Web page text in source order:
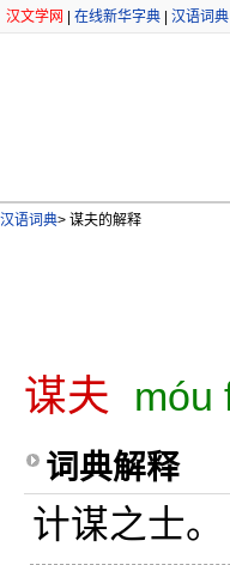
汉文学网 在线新华字典 汉语词典
汉语词典> 谋夫的解释
谋夫 móu
词典解释
计谋之士。